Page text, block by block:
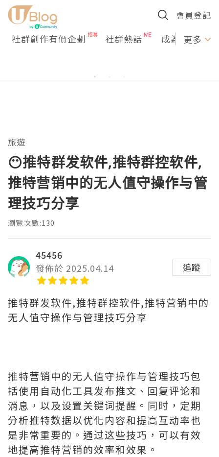
會員登記
社群創作有價企劃 社群熱話 成為U更多
旅遊
😶推特群发软件,推特群控软件,
推特营销中的无人值守操作与管
理技巧分享
瀏覽次數:130
45456
發佈於 2025.04.14
追蹤
推特群发软件,推特群控软件,推特营销中的
无人值守操作与管理技巧分享
推特营销中的无人值守操作与管理技巧包
括使用自动化工具发布推文、回复评论和
消息，以及设置关键词提醒。同时，定期
分析推特数据以优化内容和提高互动率也
是非常重要的。通过这些技巧，可以有效
地提高推特营销的效率和效果。